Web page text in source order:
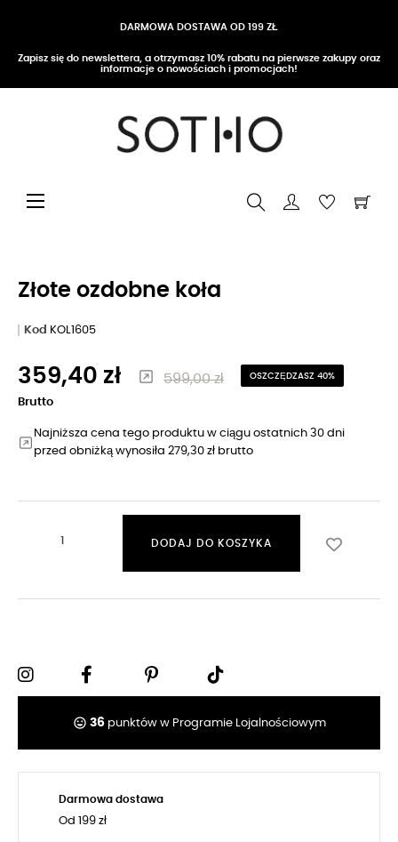
DARMOWA DOSTAWA OD 199 ZŁ
Zapisz się do newslettera, a otrzymasz 10% rabatu na pierwsze zakupy oraz
informacje o nowościach i promocjach!
Przełącz nawigację
☰
Złote ozdobne koła
Kod KOL1605
359,40 zł 599,00 zł OSZCZĘDZASZ 40%
Brutto
Najniższa cena tego produktu w ciągu ostatnich 30 dni
przed obniżką wynosiła 279,30 zł brutto
DODAJ DO KOSZYKA
tag_faces 36punktów w Programie Lojalnościowym
Darmowa dostawa
Od 199 zł